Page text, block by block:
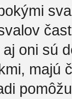
oni sú